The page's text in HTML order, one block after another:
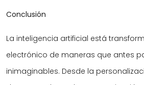
Conclusión
La inteligencia artificial está
electrónico de maneras que antes
inimaginables. Desde la